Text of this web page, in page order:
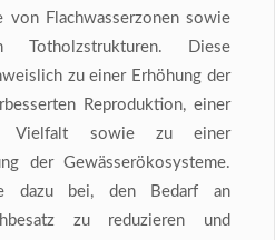
von Flachwasserzonen sowie
Diese
zu einer Erhöhung der
Reproduktion, einer
Vielfalt sowie zu einer
der Gewässerökosysteme.
dazu bei, den Bedarf an
zu reduzieren und